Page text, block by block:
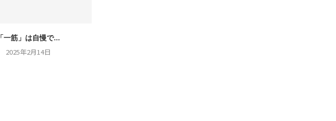
「一筋」は自慢で...
2025年2月14日